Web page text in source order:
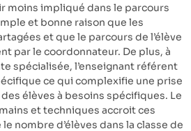
moins impliqué dans le parcours
et bonne raison que les
et que le parcours de l’élève
par le coordonnateur. De plus, à
spécialisée, l’enseignant référent
ce qui complexifie une prise
élèves à besoins spécifiques. Le
et techniques accroit ces
nombre d’élèves dans la classe de